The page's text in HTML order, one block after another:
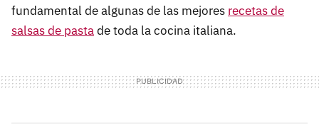
fundamental de algunas de las mejores recetas de
salsas de pastade toda la cocina italiana.